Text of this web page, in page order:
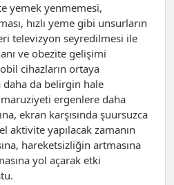
yemek yenmemesi,
hızlı yeme gibi unsurların
televizyon seyredilmesi ile
ve obezite gelişimi
cihazların ortaya
daha da belirgin hale
ergenlere daha
ekran karşısında şuursuzca
aktivite yapılacak zamanın
hareketsizliğin artmasına
yol açarak etki